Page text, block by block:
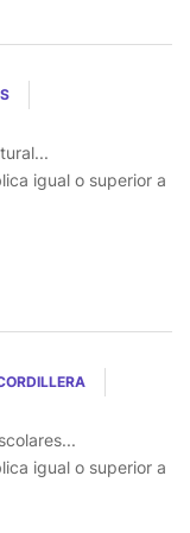
igual o superior a
igual o superior a